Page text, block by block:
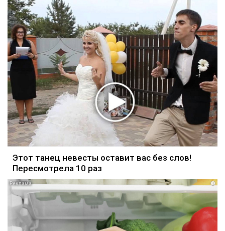
Этот танец невесты оставит вас без слов!
Пересмотрела 10 раз
i